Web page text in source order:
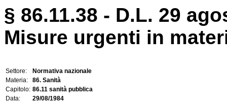
§ 86.11.38 - D.L. 29
Misure urgenti in
Settore:
Normativa nazionale
Materia:
86. Sanità
Capitolo: 86.11 sanità pubblica
Data:
29/08/1984